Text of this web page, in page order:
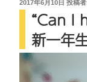
投
2017年6月10日 投稿
“Can I
新一年